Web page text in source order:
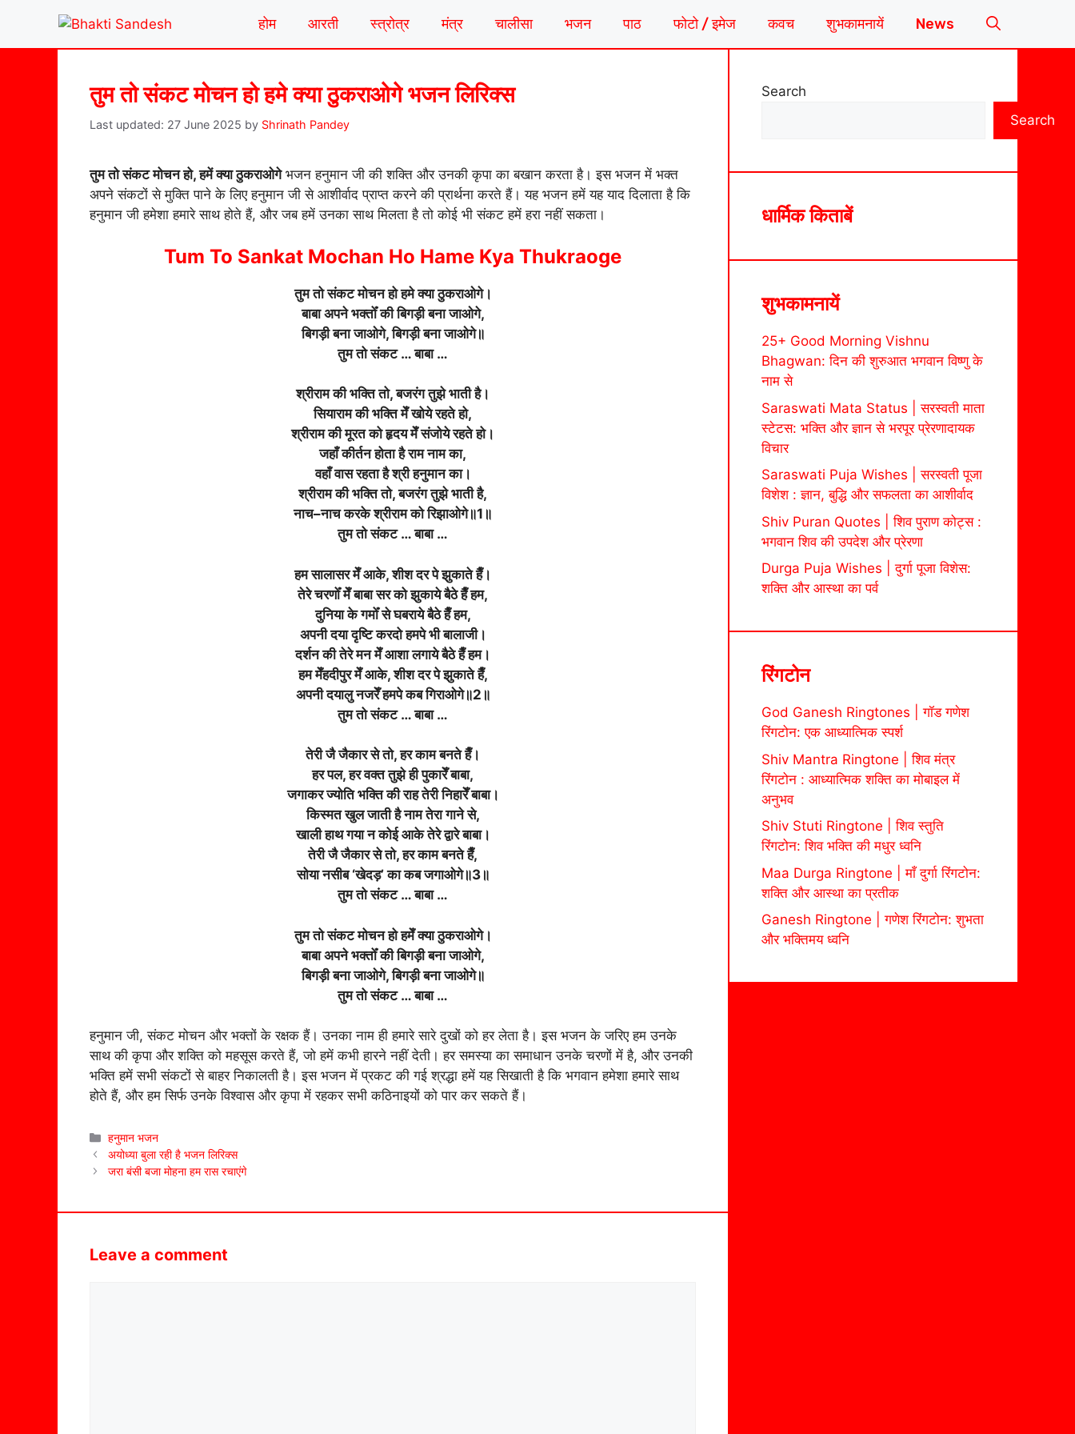
content
होम आरती स्त्रोत्र मंत्र चालीसा भजन पाठ फोटो / इमेज कवच शुभकामनायें News
तुम तो संकट मोचन हो हमे क्या ठुकराओगे भजन लिरिक्स
27 June 2025 by Shrinath Pandey
तुम तो संकट मोचन हो, हमें क्या ठुकराओगेभजन हनुमान जी की शक्ति और उनकी कृपा का बखान करता है। इस भजन में भक्त
अपने संकटों से मुक्ति पाने के लिए हनुमान जी से आशीर्वाद प्राप्त करने की प्रार्थना करते हैं। यह भजन हमें यह याद दिलाता है कि
हनुमान जी हमेशा हमारे साथ होते हैं, और जब हमें उनका साथ मिलता है तो कोई भी संकट हमें हरा नहीं सकता।
Tum To Sankat Mochan Ho Hame Kya Thukraoge
तुम तो संकट मोचन हो हमे क्या ठुकराओगे।
बाबा अपने भक्तोँ की बिगड़ी बना जाओगे,
बिगड़ी बना जाओगे, बिगड़ी बना जाओगे॥
तुम तो संकट … बाबा …
श्रीराम की भक्ति तो, बजरंग तुझे भाती है।
सियाराम की भक्ति मेँ खोये रहते हो,
श्रीराम की मूरत को हृदय मेँ संजोये रहते हो।
जहाँ कीर्तन होता है राम नाम का,
वहाँ वास रहता है श्री हनुमान का।
श्रीराम की भक्ति तो, बजरंग तुझे भाती है,
नाच–नाच करके श्रीराम को रिझाओगे॥1॥
तुम तो संकट … बाबा …
हम सालासर मेँ आके, शीश दर पे झुकाते हैँ।
तेरे चरणोँ मेँ बाबा सर को झुकाये बैठे हैँ हम,
दुनिया के गमोँ से घबराये बैठे हैँ हम,
अपनी दया दृष्टि करदो हमपे भी बालाजी।
दर्शन की तेरे मन मेँ आशा लगाये बैठे हैँ हम।
हम मेँहदीपुर मेँ आके, शीश दर पे झुकाते हैँ,
अपनी दयालु नजरेँ हमपे कब गिराओगे॥2॥
तुम तो संकट … बाबा …
तेरी जै जैकार से तो, हर काम बनते हैँ।
हर पल, हर वक्त तुझे ही पुकारेँ बाबा,
जगाकर ज्योति भक्ति की राह तेरी निहारेँ बाबा।
किस्मत खुल जाती है नाम तेरा गाने से,
खाली हाथ गया न कोई आके तेरे द्वारे बाबा।
तेरी जै जैकार से तो, हर काम बनते हैँ,
सोया नसीब ‘खेदड़’ का कब जगाओगे॥3॥
तुम तो संकट … बाबा …
तुम तो संकट मोचन हो हमेँ क्या ठुकराओगे।
बाबा अपने भक्तोँ की बिगड़ी बना जाओगे,
बिगड़ी बना जाओगे, बिगड़ी बना जाओगे॥
तुम तो संकट … बाबा …
हनुमान जी, संकट मोचन और भक्तों के रक्षक हैं। उनका नाम ही हमारे सारे दुखों को हर लेता है। इस भजन के जरिए हम उनके
साथ की कृपा और शक्ति को महसूस करते हैं, जो हमें कभी हारने नहीं देती। हर समस्या का समाधान उनके चरणों में है, और उनकी
भक्ति हमें सभी संकटों से बाहर निकालती है। इस भजन में प्रकट की गई श्रद्धा हमें यह सिखाती है कि भगवान हमेशा हमारे साथ
होते हैं, और हम सिर्फ उनके विश्वास और कृपा में रहकर सभी कठिनाइयों को पार कर सकते हैं।
Categories
हनुमान भजन
अयोध्या बुला रही है भजन लिरिक्स
जरा बंसी बजा मोहना हम रास रचाएंगे
Leave a comment
Search
Search
धार्मिक किताबें
शुभकामनायें
25+ Good Morning Vishnu
Bhagwan: दिन की शुरुआत भगवान विष्णु के
नाम से
Saraswati Mata Status | सरस्वती माता
स्टेटस: भक्ति और ज्ञान से भरपूर प्रेरणादायक
विचार
Saraswati Puja Wishes | सरस्वती पूजा
विशेश : ज्ञान, बुद्धि और सफलता का आशीर्वाद
Shiv Puran Quotes | शिव पुराण कोट्स :
भगवान शिव की उपदेश और प्रेरणा
Durga Puja Wishes | दुर्गा पूजा विशेस:
शक्ति और आस्था का पर्व
रिंगटोन
God Ganesh Ringtones | गॉड गणेश
रिंगटोन: एक आध्यात्मिक स्पर्श
Shiv Mantra Ringtone | शिव मंत्र
रिंगटोन : आध्यात्मिक शक्ति का मोबाइल में
अनुभव
Shiv Stuti Ringtone | शिव स्तुति
रिंगटोन: शिव भक्ति की मधुर ध्वनि
Maa Durga Ringtone | माँ दुर्गा रिंगटोन:
शक्ति और आस्था का प्रतीक
Ganesh Ringtone | गणेश रिंगटोन: शुभता
और भक्तिमय ध्वनि